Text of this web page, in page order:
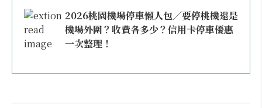
2026桃園機場停車懶人包／要停桃機還是
機場外圍？收費各多少？信用卡停車優惠
一次整理！